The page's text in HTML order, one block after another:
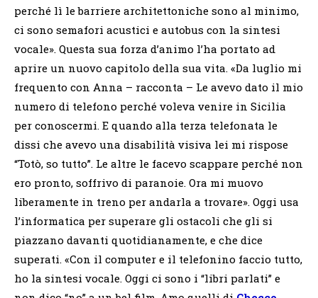
perché lì le barriere architettoniche sono al minimo,
ci sono semafori acustici e autobus con la sintesi
vocale». Questa sua forza d’animo l’ha portato ad
aprire un nuovo capitolo della sua vita. «Da luglio mi
frequento con Anna – racconta – Le avevo dato il mio
numero di telefono perché voleva venire in Sicilia
per conoscermi. E quando alla terza telefonata le
dissi che avevo una disabilità visiva lei mi rispose
“Totò, so tutto”. Le altre le facevo scappare perché non
ero pronto, soffrivo di paranoie. Ora mi muovo
liberamente in treno per andarla a trovare». Oggi usa
l’informatica per superare gli ostacoli che gli si
piazzano davanti quotidianamente, e che dice
superati. «Con il computer e il telefonino faccio tutto,
ho la sintesi vocale. Oggi ci sono i “libri parlati” e